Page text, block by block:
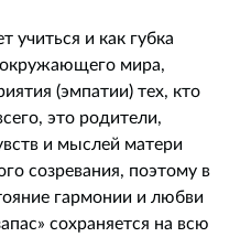
учиться и как губка
мира,
(эмпатии) тех, кто
это родители,
и мыслей матери
созревания, поэтому в
гармонии и любви
сохраняется на всю